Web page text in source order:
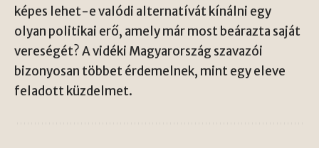
képes lehet-e valódi alternatívát kínálni egy
olyan politikai erő, amely már most beárazta saját
vereségét? A vidéki Magyarország szavazói
bizonyosan többet érdemelnek, mint egy eleve
feladott küzdelmet.